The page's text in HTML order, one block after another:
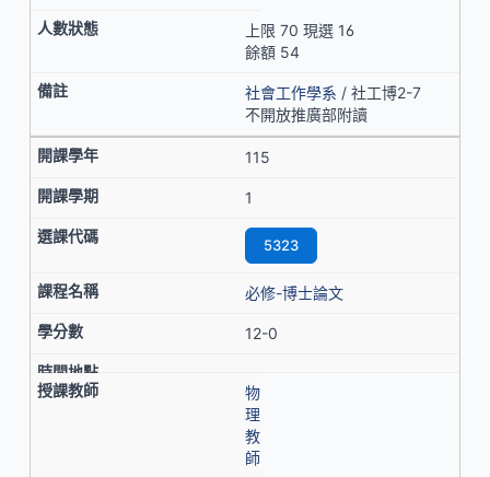
上限 70 現選 16
餘額 54
社會工作學系 / 社工博2-7
不開放推廣部附讀
115
1
5323
必修-博士論文
12-0
物
理
教
師